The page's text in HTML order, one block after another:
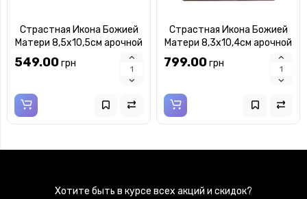
Страстная Икона Божией
Матери 8,5х10,5см арочной
формы на пластиковом
киоте
549.00грн
Страстная Икона Божией
Матери 8,3х10,4см арочной
формы без рамки на дереве
799.00грн
Хотите быть в курсе всех акций и скидок?